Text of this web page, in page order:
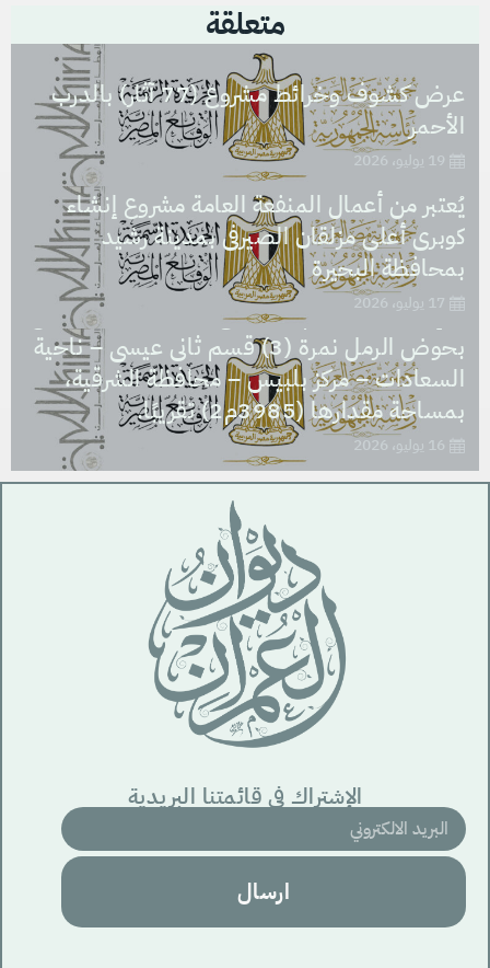
متعلقة
عرض كشوف وخرائط مشروع (77 آثار) بالدرب
الأحمر
19 يوليو، 2026
يُعتبر من أعمال المنفعة العامة مشروع إنشاء
كوبرى أعلى مزلقان الصيرفى بمدينة رشيد
بمحافظة البحيرة
17 يوليو، 2026
يُعتبر من أعمال المنفعة العامة مشروع نزع ملكية
العقار الذى تشغله مدرسة السعادات الابتدائية
والإعدادية، بالرقم التعريفى (1312747) الكائن
بحوض الرمل نمرة (3) قسم ثانى عيسى – ناحية
السعادات – مركز بلبيس – محافظة الشرقية،
بمساحة مقدارها (3985م2) تقريبًا.
16 يوليو، 2026
الإشتراك في قائمتنا البريدية
ارسال